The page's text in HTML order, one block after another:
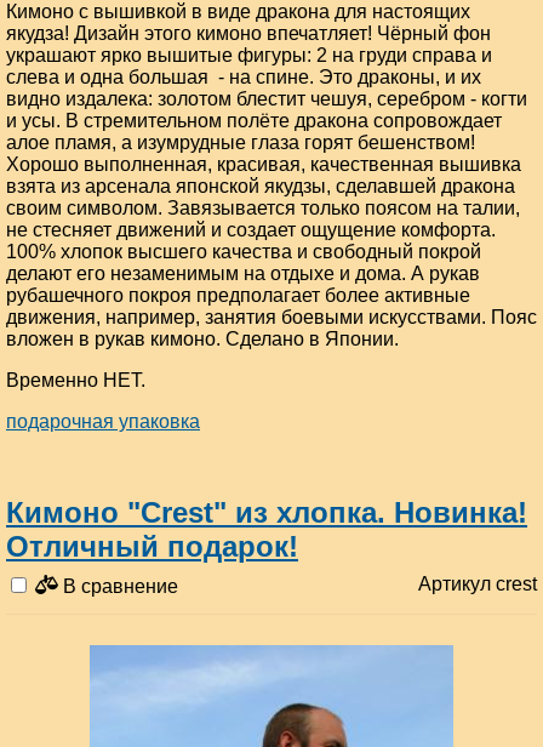
Кимоно с вышивкой в виде дракона для настоящих
якудза! Дизайн этого кимоно впечатляет! Чёрный фон
украшают ярко вышитые фигуры: 2 на груди справа и
слева и одна большая - на спине. Это драконы, и их
видно издалека: золотом блестит чешуя, серебром - когти
и усы. В стремительном полёте дракона сопровождает
алое пламя, а изумрудные глаза горят бешенством!
Хорошо выполненная, красивая, качественная вышивка
взята из арсенала японской якудзы, сделавшей дракона
своим символом. Завязывается только поясом на талии,
не стесняет движений и создает ощущение комфорта.
100% хлопок высшего качества и свободный покрой
делают его незаменимым на отдыхе и дома. А рукав
рубашечного покроя предполагает более активные
движения, например, занятия боевыми искусствами. Пояс
вложен в рукав кимоно. Сделано в Японии.
Временно НЕТ.
подарочная упаковка
Кимоно "Сrest" из хлопка. Новинка!
Отличный подарок!
В сравнение Артикул crest